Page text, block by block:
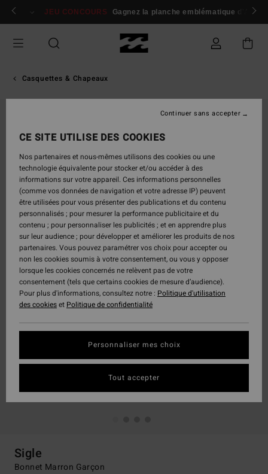
Passer
Se connecter / s'inscrire
JEU CONCOURS Gagnez la planche emblématique d'Andy
Casquettes & Chapeaux
Sigle
Bonnet Marron Garçon
CE SITE UTILISE DES COOKIES
Nos partenaires et nous-mêmes utilisons des cookies ou une
technologie équivalente pour stocker et/ou accéder à des
informations sur votre appareil. Ces informations personnelles
(comme vos données de navigation et votre adresse IP) peuvent
être utilisées pour vous présenter des publications et du contenu
personnalisés ; pour mesurer la performance publicitaire et du
contenu ; pour personnaliser les publicités ; et en apprendre plus
sur leur audience ; pour développer et améliorer les produits de nos
partenaires. Vous pouvez paramétrer vos choix pour accepter ou
non les cookies soumis à votre consentement, ou vous y opposer
lorsque les cookies concernés ne relèvent pas de votre
consentement (tels que certains cookies de mesure d’audience).
Pour plus d'informations, consultez notre : Politique d'utilisation
des cookieset Politique de confidentialité
Personnaliser mes choix
Continuer sans accepter
Tout accepter